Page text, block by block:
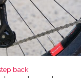
back: